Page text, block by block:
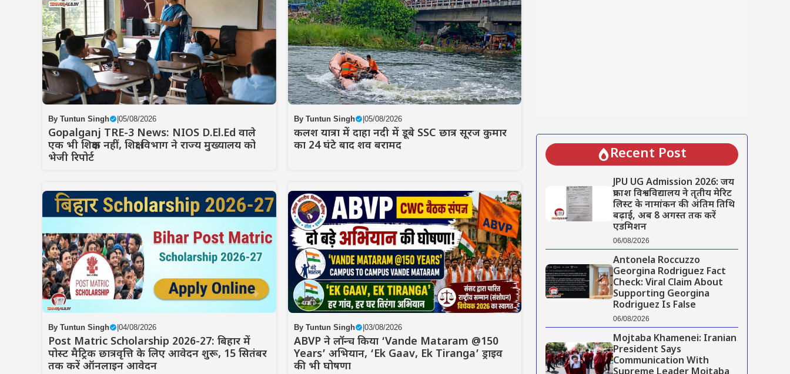
By Tuntun Singh 05/08/2026
Gopalganj TRE-3 News: NIOS D.El.Ed वाले
एक भी शिक्षक नहीं, शिक्षा विभाग ने राज्य मुख्यालय को
भेजी रिपोर्ट
By Tuntun Singh | 05/08/2026
कलश यात्रा में दाहा नदी में डूबे SSC छात्र सूरज कुमार
का 24 घंटे बाद शव बरामद
By Tuntun Singh 04/08/2026
Post Matric Scholarship 2026-27: बिहार में
पोस्ट मैट्रिक छात्रवृत्ति के लिए आवेदन शुरू, 15 सितंबर
तक करें ऑनलाइन आवेदन
By Tuntun Singh | 03/08/2026
ABVP ने लॉन्च किया ‘Vande Mataram @150
Years’ अभियान, ‘Ek Gaav, Ek Tiranga’ ड्राइव
की भी घोषणा
Recent Post
JPU UG Admission 2026: जय
प्रकाश विश्वविद्यालय ने तृतीय मेरिट
लिस्ट के नामांकन की अंतिम तिथि
बढ़ाई, अब 8 अगस्त तक करें
एडमिशन
06/08/2026
Antonela Roccuzzo
Georgina Rodriguez Fact
Check: Viral Claim About
Supporting Georgina
Rodriguez Is False
06/08/2026
Mojtaba Khamenei: Iranian
President Says
Communication With